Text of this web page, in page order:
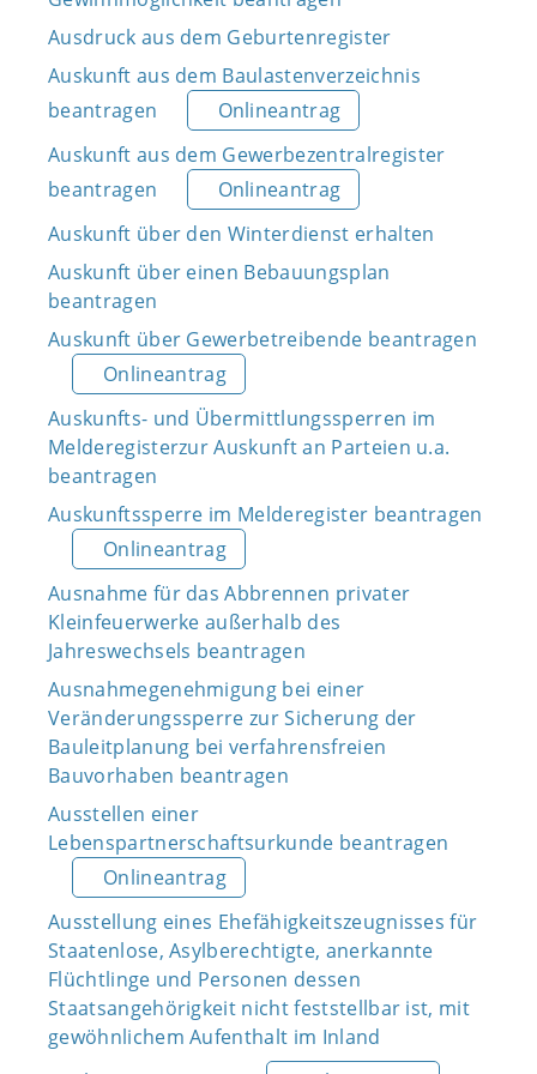
Ausdruck aus dem Geburtenregister
Auskunft aus dem Baulastenverzeichnis
beantragen
Onlineantrag
Auskunft aus dem Gewerbezentralregister
beantragen
Onlineantrag
Auskunft über den Winterdienst erhalten
Auskunft über einen Bebauungsplan
beantragen
Auskunft über Gewerbetreibende beantragen
Onlineantrag
Auskunfts- und Übermittlungssperren im
Melderegisterzur Auskunft an Parteien u.a.
beantragen
Auskunftssperre im Melderegister beantragen
Onlineantrag
Ausnahme für das Abbrennen privater
Kleinfeuerwerke außerhalb des
Jahreswechsels beantragen
Ausnahmegenehmigung bei einer
Veränderungssperre zur Sicherung der
Bauleitplanung bei verfahrensfreien
Bauvorhaben beantragen
Ausstellen einer
Lebenspartnerschaftsurkunde beantragen
Onlineantrag
Ausstellung eines Ehefähigkeitszeugnisses für
Staatenlose, Asylberechtigte, anerkannte
Flüchtlinge und Personen dessen
Staatsangehörigkeit nicht feststellbar ist, mit
gewöhnlichem Aufenthalt im Inland